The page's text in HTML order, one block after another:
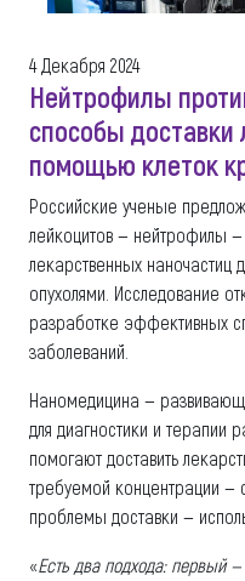
4 Декабря 2024
Нейтрофилы
способы доставки
помощью клеток
Российские ученые
лейкоцитов — нейтрофилы —
лекарственных наночастиц
опухолями. Исследование
разработке эффективных
заболеваний.
Наномедицина —
для диагностики и терапии
помогают доставить
требуемой концентрации —
проблемы доставки —
«Есть два подхода: первый —